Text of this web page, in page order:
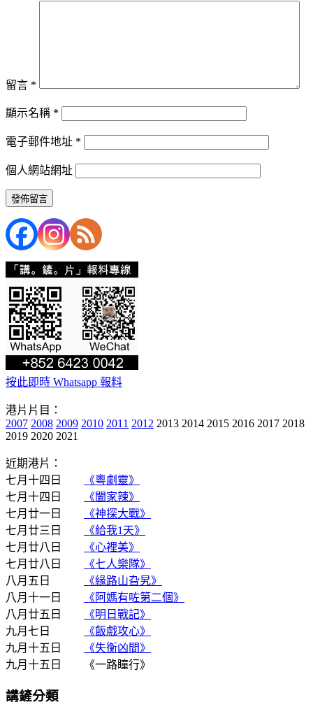
留言 *
顯示名稱 *
電子郵件地址 *
個人網站網址
按此即時 Whatsapp 報料
港片片目：
2007 2008 2009 2010 2011 2012 2013 2014 2015 2016 2017 2018
2019 2020 2021
近期港片：
七月十四日
《粵劇靈》
七月十四日
《闔家辣》
七月廿一日
《神探大戰》
七月廿三日
《給我1天》
七月廿八日
《心裡美》
七月廿八日
《七人樂隊》
八月五日
《緣路山旮旯》
八月十一日
《阿媽有咗第二個》
八月廿五日
《明日戰記》
九月七日
《飯戲攻心》
九月十五日
《失衡凶間》
九月十五日 《一路瞳行》
講鏟分類